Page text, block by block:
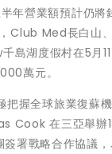
年營業額預計仍
Club Med長白
湖度假村在5月
萬元。
握全球旅業復
Cook 在三亞舉
署戰略合作協